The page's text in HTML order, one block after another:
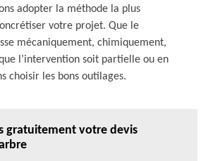
adopter la méthode la plus
votre projet. Que le
mécaniquement, chimiquement,
l’intervention soit partielle ou en
choisir les bons outilages.
gratuitement votre devis